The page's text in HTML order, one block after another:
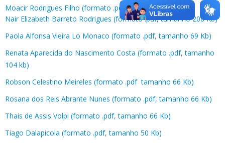
Moacir Rodrigues Filho (formato .pdf, tamanho 426 Kb)
Nair Elizabeth Barreto Rodrigues (formato .pdf, tamanho 208 Kb)
Paola Alfonsa Vieira Lo Monaco (formato .pdf, tamanho 69 Kb)
Renata Aparecida do Nascimento Costa (formato .pdf, tamanho
104 kb)
Robson Celestino Meireles (formato .pdf tamanho 66 Kb)
Rosana dos Reis Abrante Nunes (formato .pdf, tamanho 66 Kb)
Thais de Assis Volpi (formato .pdf, tamanho 66 Kb)
Tiago Dalapicola (formato .pdf, tamanho 50 Kb)